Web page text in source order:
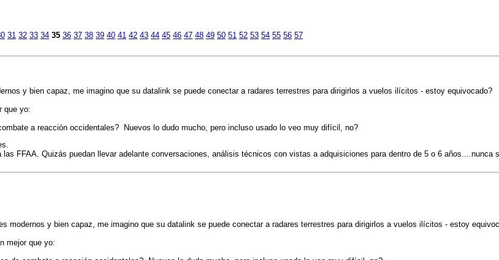
31 32 33 34 35 36 37 38 39 40 41 42 43 44 45 46 47 48 49 50 51 52 53 54 55 56 57
y bien capaz, me imagino que su datalink se puede conectar a radares terrestres para dirigirlos a vuelos ilícitos - estoy equivocado?
que yo:
a reacción occidentales? Nuevos lo dudo mucho, pero incluso usado lo veo muy difícil, no?
FFAA. Quizás puedan llevar adelante conversaciones, análisis técnicos con vistas a adquisiciones para dentro de 5 o 6 años....nunca
modernos y bien capaz, me imagino que su datalink se puede conectar a radares terrestres para dirigirlos a vuelos ilícitos - estoy
mejor que yo: